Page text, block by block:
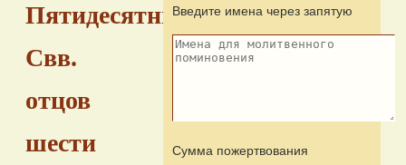
Пятидесятнице.
Свв.
отцов
шести
Введите имена через запятую
Сумма пожертвования